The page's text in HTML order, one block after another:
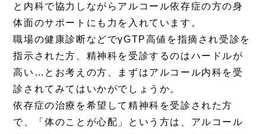
と内科で協力しながらアルコール依存症の方の身
体面のサポートにも力を入れています。​
職場の健康診断などでγGTP高値を指摘され受診を
指示された方、精神科を受診するのはハードルが
高い…とお考えの方、まずはアルコール内科を受
診されてみてはいかがでしょうか。
依存症の治療を希望して精神科を受診された方
で、「体のことが心配」という方は、アルコール